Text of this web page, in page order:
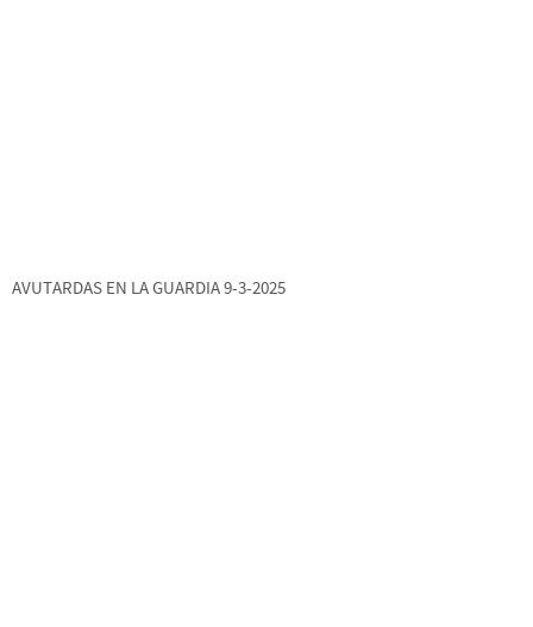
AVUTARDAS EN LA GUARDIA 9-3-2025